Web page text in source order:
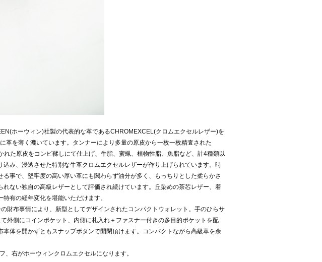
ホーウィン)社製の代表的な革であるCHROMEXCEL(クロムエクセルレザー)を
革を薄く漉いています。タンナーにより多量の原皮から一枚一枚精査された
た原皮をコンビ鞣しにて仕上げ、牛脂、蜜蝋、植物性脂、魚脂など、計4種類以
み、浸透させた特別な牛革クロムエクセルレザーが作り上げられています。時
事で、堅牢度の高い厚い革にも関わらず油分が多く、もっちりとした柔らかさ
ない独自の高級レザーとして評価され続けています。丘染めの茶芯レザー、着
有の経年変化を堪能いただけます。
財布事情により、新型としてデザインされたコンパクトウォレット。手のひらサ
外側にコインポケット、内側に札入れ＋ファスナー付きの多目的ポケットを配
体を開かずともスナップボタンで開閉頂けます。コンパクトながら高級革を余
、右がホーウィンクロムエクセルになります。